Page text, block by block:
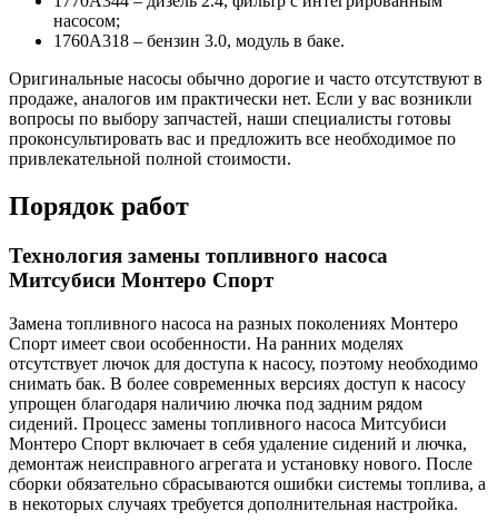
насосом;
1760A318 – бензин 3.0, модуль в баке.
Оригинальные насосы обычно дорогие и часто отсутствуют в
продаже, аналогов им практически нет. Если у вас возникли
вопросы по выбору запчастей, наши специалисты готовы
проконсультировать вас и предложить все необходимое по
привлекательной полной стоимости.
Порядок работ
Технология замены топливного насоса
Митсубиси Монтеро Спорт
Замена топливного насоса на разных поколениях Монтеро
Спорт имеет свои особенности. На ранних моделях
отсутствует лючок для доступа к насосу, поэтому необходимо
снимать бак. В более современных версиях доступ к насосу
упрощен благодаря наличию лючка под задним рядом
сидений. Процесс замены топливного насоса Митсубиси
Монтеро Спорт включает в себя удаление сидений и лючка,
демонтаж неисправного агрегата и установку нового. После
сборки обязательно сбрасываются ошибки системы топлива, а
в некоторых случаях требуется дополнительная настройка.